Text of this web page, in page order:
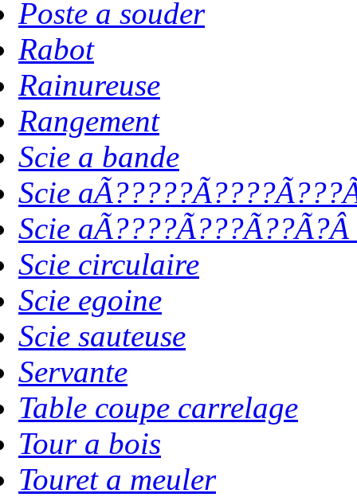
Poste a souder
Rabot
Rainureuse
Rangement
Scie a bande
Scie
Scie
Scie circulaire
Scie egoine
Scie sauteuse
Servante
Table coupe carrelage
Tour a bois
Touret a meuler